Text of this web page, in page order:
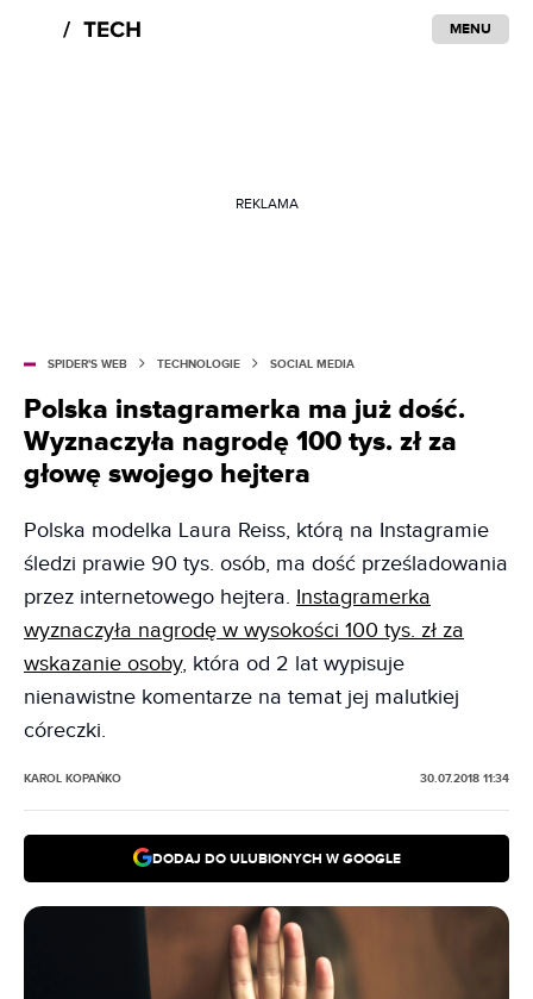
MENU
REKLAMA
SPIDER'S WEB TECHNOLOGIE SOCIAL MEDIA
Polska instagramerka ma już dość.
Wyznaczyła nagrodę 100 tys. zł za
głowę swojego hejtera
Polska modelka Laura Reiss, którą na Instagramie
śledzi prawie 90 tys. osób, ma dość prześladowania
przez internetowego hejtera. Instagramerka
wyznaczyła nagrodę w wysokości 100 tys. zł za
wskazanie osoby, która od 2 lat wypisuje
nienawistne komentarze na temat jej malutkiej
córeczki.
KAROL KOPAŃKO 30.07.2018 11:34
DODAJ DO ULUBIONYCH W GOOGLE